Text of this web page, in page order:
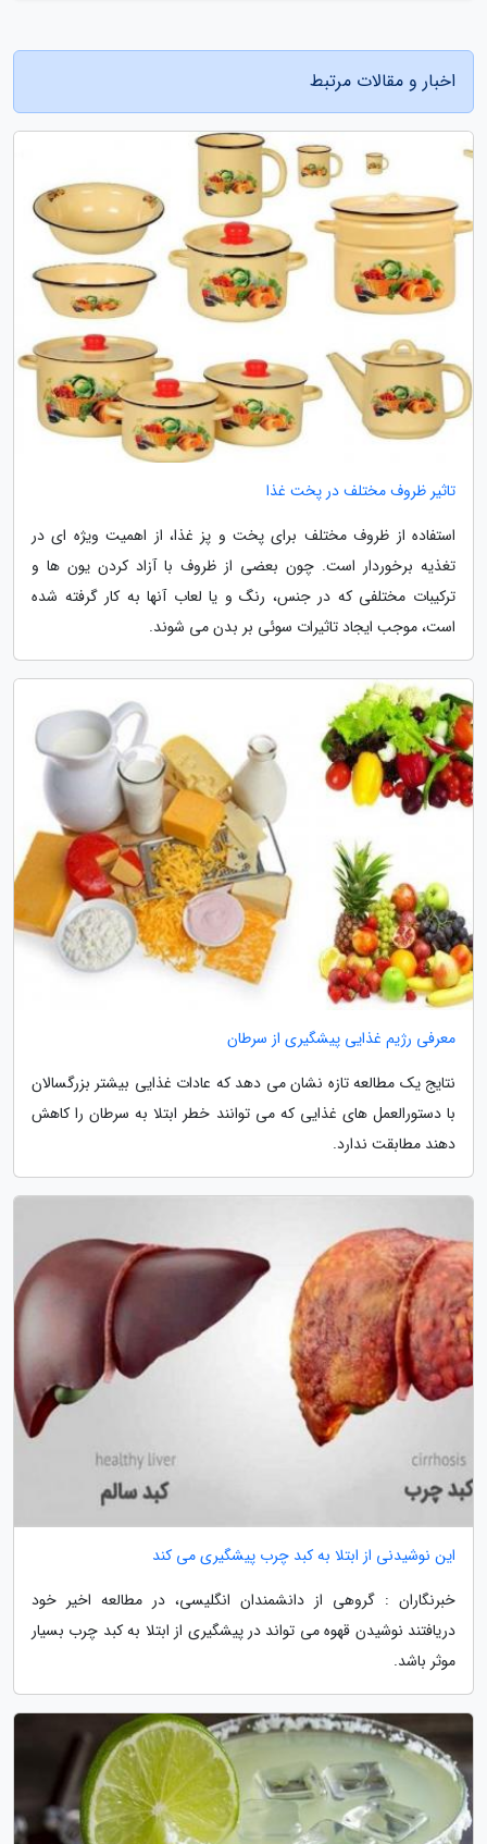
اخبار و مقالات مرتبط
تاثیر ظروف مختلف در پخت غذا
استفاده از ظروف مختلف برای پخت و پز غذا، از اهمیت ویژه ای در
تغذیه برخوردار است. چون بعضی از ظروف با آزاد کردن یون ها و
ترکیبات مختلفی که در جنس، رنگ و یا لعاب آنها به کار گرفته شده
است، موجب ایجاد تاثیرات سوئی بر بدن می شوند.
معرفی رژیم غذایی پیشگیری از سرطان
نتایج یک مطالعه تازه نشان می دهد که عادات غذایی بیشتر بزرگسالان
با دستورالعمل های غذایی که می توانند خطر ابتلا به سرطان را کاهش
دهند مطابقت ندارد.
این نوشیدنی از ابتلا به کبد چرب پیشگیری می کند
خبرنگاران : گروهی از دانشمندان انگلیسی، در مطالعه اخیر خود
دریافتند نوشیدن قهوه می تواند در پیشگیری از ابتلا به کبد چرب بسیار
موثر باشد.